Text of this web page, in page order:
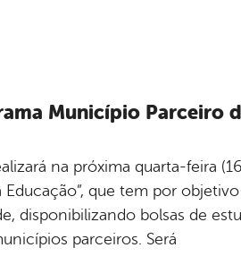
Município Parceiro
na próxima quarta-feira
que tem por
disponibilizando bolsas de
parceiros. Será